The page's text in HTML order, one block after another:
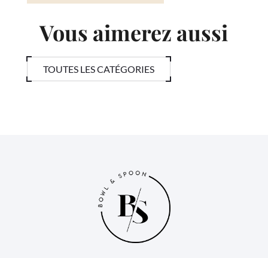
Vous aimerez aussi
TOUTES LES CATÉGORIES